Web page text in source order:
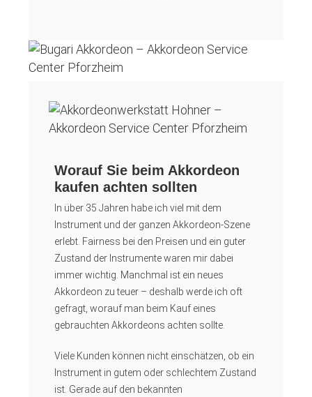
Worauf Sie beim Akkordeon
kaufen achten sollten
In über 35 Jahren habe ich viel mit dem
Instrument und der ganzen Akkordeon-Szene
erlebt. Fairness bei den Preisen und ein guter
Zustand der Instrumente waren mir dabei
immer wichtig. Manchmal ist ein neues
Akkordeon zu teuer – deshalb werde ich oft
gefragt, worauf man beim Kauf eines
gebrauchten Akkordeons achten sollte.
Viele Kunden können nicht einschätzen, ob ein
Instrument in gutem oder schlechtem Zustand
ist. Gerade auf den bekannten